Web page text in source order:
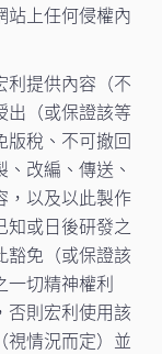
站上任何侵權內
利提供內容（不
出（或保證該等
版稅、不可撤回
改編、傳送、
，以及以此製作
知或日後研發之
豁免（或保證該
一切精神權利
否則宏利使用該
視情況而定）並